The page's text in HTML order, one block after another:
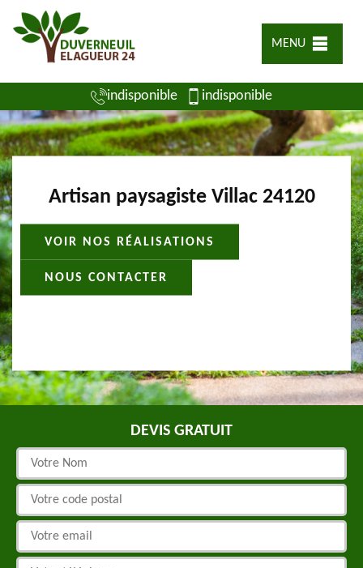
MENU
indisponible indisponible
Artisan paysagiste Villac 24120
VOIR NOS RÉALISATIONS
NOUS CONTACTER
DEVIS GRATUIT